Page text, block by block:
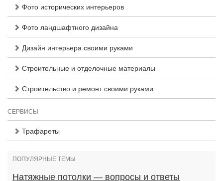
Фото исторических интерьеров
Фото ландшафтного дизайна
Дизайн интерьера своими руками
Строительные и отделочные материалы
Строительство и ремонт своими руками
СЕРВИСЫ
Трафареты
ПОПУЛЯРНЫЕ ТЕМЫ
Натяжные потолки — вопросы и ответы